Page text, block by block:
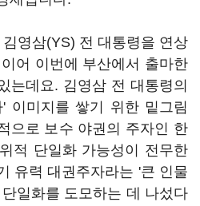
영삼(YS) 전 대통령을 연상
어 이번에 부산에서 출마한
는데요. 김영삼 전 대통령의
이미지를 쌓기 위한 밑그림
으로 보수 야권의 주자인 한
적 단일화 가능성이 전무한
유력 대권주자라는 '큰 인물
일화를 도모하는 데 나섰다